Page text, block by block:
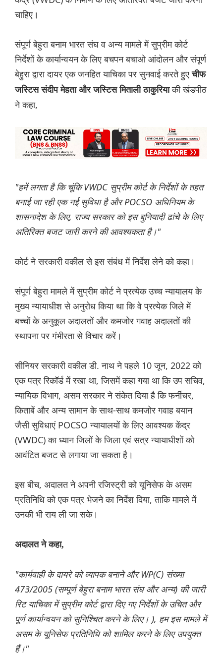
चाहिए।
संपूर्ण बेहुरा बनाम भारत संघ व अन्य मामले में सुप्रीम कोर्ट
निर्देशों के कार्यान्वयन के लिए बचपन बचाओ आंदोलन और संपूर्ण
बेहुरा द्वारा दायर एक जनहित याचिका पर सुनवाई करते हुएचीफ
जस्टिस संदीप मेहता और जस्टिस मिताली ठाकुरियाकी खंडपीठ
ने कहा,
"हमें लगता है कि चूंकि VWDC सुप्रीम कोर्ट के निर्देशों के तहत
बनाई जा रही एक नई सुविधा है और POCSO अधिनियम के
शासनादेश के लिए, राज्य सरकार को इस बुनियादी ढांचे के लिए
अतिरिक्त बजट जारी करने की आवश्यकता है।"
कोर्ट ने सरकारी वकील से इस संबंध में निर्देश लेने को कहा।
संपूर्ण बेहुरा मामले में सुप्रीम कोर्ट ने प्रत्येक उच्च न्यायालय के
मुख्य न्यायाधीश से अनुरोध किया था कि वे प्रत्येक जिले में
बच्चों के अनुकूल अदालतों और कमजोर गवाह अदालतों की
स्थापना पर गंभीरता से विचार करें।
सीनियर सरकारी वकील डी. नाथ ने पहले 10 जून, 2022 को
एक पत्र रिकॉर्ड में रखा था, जिसमें कहा गया था कि उप सचिव,
न्यायिक विभाग, असम सरकार ने संकेत दिया है कि फर्नीचर,
किताबें और अन्य सामान के साथ-साथ कमजोर गवाह बयान
जैसी सुविधाएं POCSO न्यायालयों के लिए आवश्यक केंद्र
(VWDC) का ध्यान जिलों के जिला एवं सत्र न्यायाधीशों को
आवंटित बजट से लगाया जा सकता है।
इस बीच, अदालत ने अपनी रजिस्ट्री को यूनिसेफ के असम
प्रतिनिधि को एक पत्र भेजने का निर्देश दिया, ताकि मामले में
उनकी भी राय ली जा सके।
अदालत ने कहा,
"कार्यवाही के दायरे को व्यापक बनाने और WP(C) संख्या
473/2005 (सम्पूर्ण बेहुरा बनाम भारत संघ और अन्य) की जारी
रिट याचिका में सुप्रीम कोर्ट द्वारा दिए गए निर्देशों के उचित और
पूर्ण कार्यान्वयन को सुनिश्चित करने के लिए। ), हम इस मामले में
असम के यूनिसेफ प्रतिनिधि को शामिल करने के लिए उपयुक्त
हैं।"